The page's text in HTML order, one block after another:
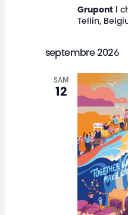
Grupont 1
Tellin,
septembre 2026
SAM
12